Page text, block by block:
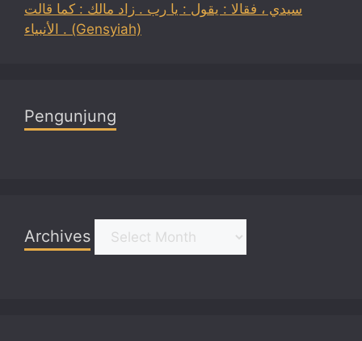
سيدي ، فقالا : يقول : يا رب . زاد مالك : كما قالت
الأنبياء . (Gensyiah)
Pengunjung
Archives Archives